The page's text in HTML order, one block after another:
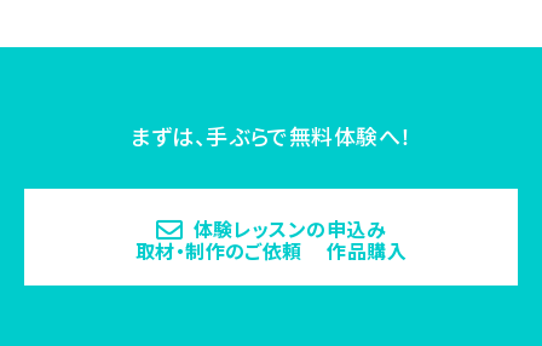
まずは、手ぶらで無料体験へ！
体験レッスンの申込み
取材・制作のご依頼 作品購入